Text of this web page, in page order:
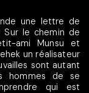
une lettre de
Sur le chemin de
ami Munsu et
un réalisateur
sont autant
hommes de se
qui est